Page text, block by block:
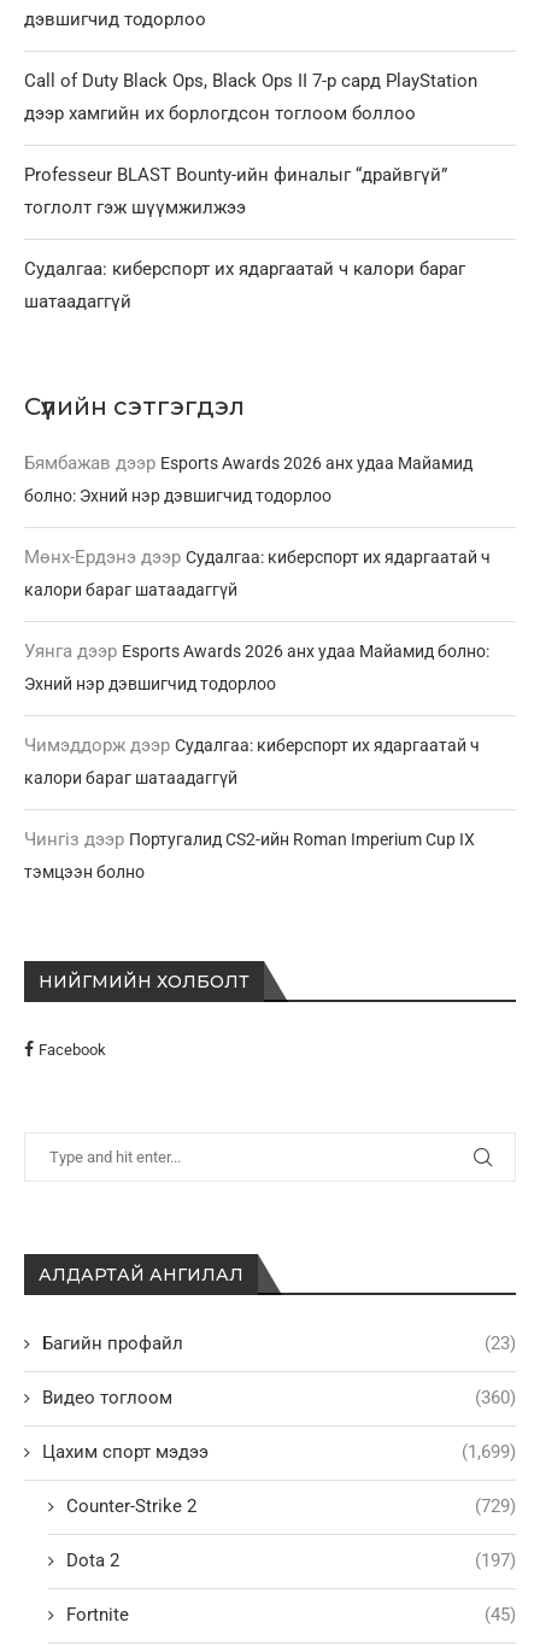
дэвшигчид тодорлоо
Call of Duty Black Ops, Black Ops II 7-р сард PlayStation
дээр хамгийн их борлогдсон тоглоом боллоо
Professeur BLAST Bounty-ийн финалыг “драйвгүй”
тоглолт гэж шүүмжилжээ
Судалгаа: киберспорт их ядаргаатай ч калори бараг
шатаадаггүй
Сүүлийн сэтгэгдэл
Бямбажав дээр Esports Awards 2026 анх удаа Майамид
болно: Эхний нэр дэвшигчид тодорлоо
Мөнх-Ердэнэ дээр Судалгаа: киберспорт их ядаргаатай ч
калори бараг шатаадаггүй
Уянга дээр Esports Awards 2026 анх удаа Майамид болно:
Эхний нэр дэвшигчид тодорлоо
Чимэддорж дээр Судалгаа: киберспорт их ядаргаатай ч
калори бараг шатаадаггүй
Чингіз дээр Португалид CS2-ийн Roman Imperium Cup IX
тэмцээн болно
НИЙГМИЙН ХОЛБОЛТ
Facebook
АЛДАРТАЙ АНГИЛАЛ
Багийн профайл (23)
Видео тоглоом (360)
Цахим спорт мэдээ (1,699)
Counter-Strike 2 (729)
Dota 2 (197)
Fortnite (45)